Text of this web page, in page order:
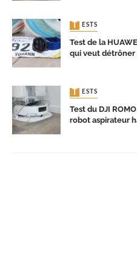
TESTS
Test de la
qui veut détrôner
TESTS
Test du DJI
robot aspirateur